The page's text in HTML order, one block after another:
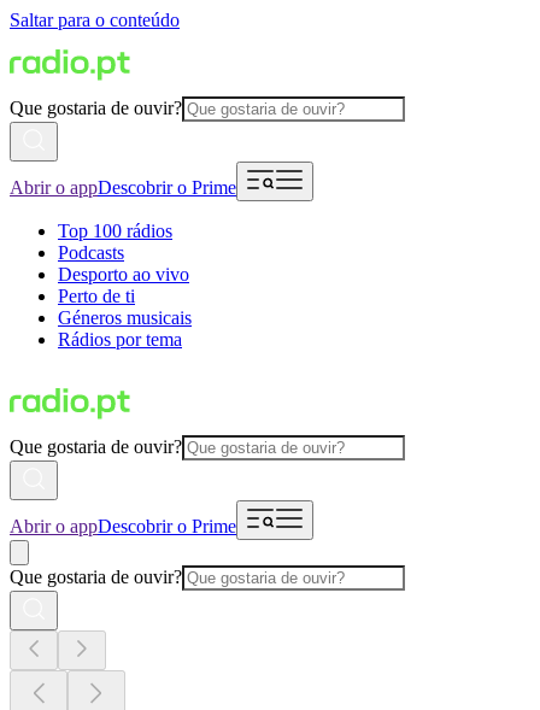
Saltar para o conteúdo
Que gostaria de ouvir?
Abrir o appDescobrir o Prime
Top 100 rádios
Podcasts
Desporto ao vivo
Perto de ti
Géneros musicais
Rádios por tema
Que gostaria de ouvir?
Abrir o appDescobrir o Prime
Que gostaria de ouvir?